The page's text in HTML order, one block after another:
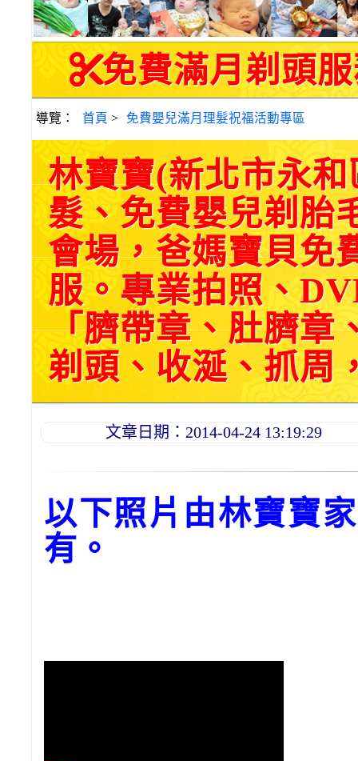
免費滿月剃頭服
導覽： 首頁 > 免費嬰兒滿月理髮祝福活動專區
林寶寶(新北市永
髮、免費嬰兒剃胎
會場，爸媽寶貝免
服。專業拍照、
「臍帶章、肚臍章
剃頭、收涎、抓周
文章日期：2014-04-24 13:19:29
以下照片由林寶寶
有。